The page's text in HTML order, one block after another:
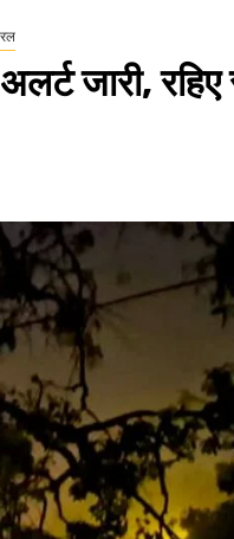
जारी,